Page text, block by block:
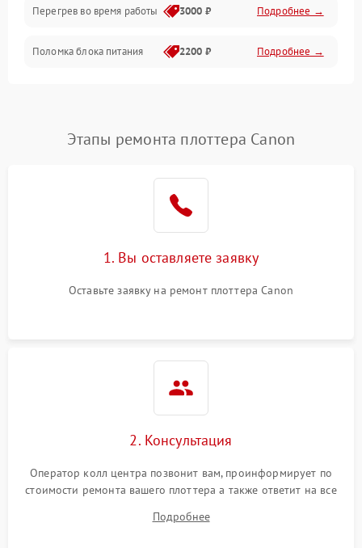
Корпус/Герметичность
Интерфейсы
Перегрев во время работы 3000 ₽ Подробнее →
Поломка блока питания 2200 ₽ Подробнее →
Этапы ремонта плоттера Canon
1. Вы оставляете заявку
Оставьте заявку на ремонт плоттера Canon
2. Консультация
Оператор колл центра позвонит вам, проинформирует по
стоимости ремонта вашего плоттера а также ответит на все
Подробнее